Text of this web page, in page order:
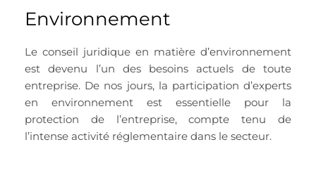
Environnement
Le conseil juridique en matière d’environnement
est devenu l’un des besoins actuels de toute
entreprise. De nos jours, la participation d’experts
en environnement est essentielle pour la
protection de l’entreprise, compte tenu de
l’intense activité réglementaire dans le secteur.